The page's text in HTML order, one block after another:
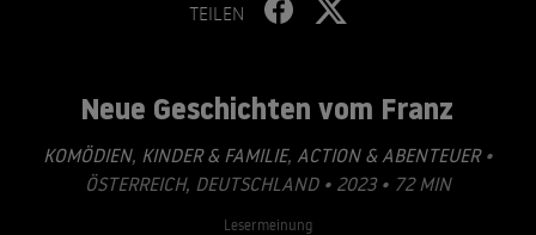
TEILEN
Neue Geschichten vom Franz
KOMÖDIEN, KINDER & FAMILIE, ACTION & ABENTEUER•
ÖSTERREICH, DEUTSCHLAND • 2023 • 72 MIN
Lesermeinung